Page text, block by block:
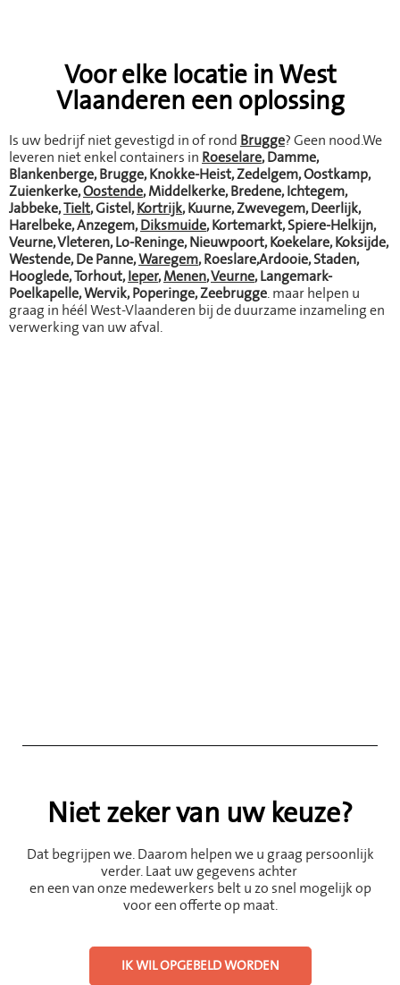
Voor elke locatie in West
Vlaanderen een oplossing
Is uw bedrijf niet gevestigd in of rond Brugge? Geen nood.We
leveren niet enkel containers in Roeselare, Damme,
Blankenberge, Brugge, Knokke-Heist, Zedelgem, Oostkamp,
Zuienkerke,Oostende, Middelkerke, Bredene, Ichtegem,
Jabbeke,Tielt, Gistel,Kortrijk, Kuurne, Zwevegem, Deerlijk,
Harelbeke, Anzegem,Diksmuide, Kortemarkt, Spiere-Helkijn,
Veurne, Vleteren, Lo-Reninge, Nieuwpoort, Koekelare, Koksijde,
Westende, De Panne,Waregem, Roeslare,Ardooie, Staden,
Hooglede, Torhout,Ieper,Menen,Veurne, Langemark-
Poelkapelle, Wervik, Poperinge, Zeebrugge.maar helpen u
graag in héél West-Vlaanderen bij de duurzame inzameling en
verwerking van uw afval.
Niet zeker van uw keuze?
Dat begrijpen we. Daarom helpen we u graag persoonlijk
verder. Laat uw gegevens achter
en een van onze medewerkers belt u zo snel mogelijk op
voor een offerte op maat.
IK WIL OPGEBELD WORDEN